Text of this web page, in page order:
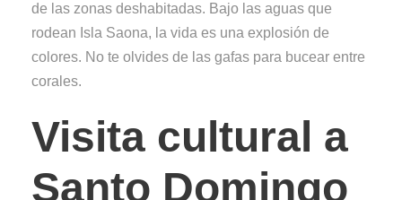
de las zonas deshabitadas. Bajo las aguas que
rodean Isla Saona, la vida es una explosión de
colores. No te olvides de las gafas para bucear entre
corales.
Visita cultural a
Santo Domingo